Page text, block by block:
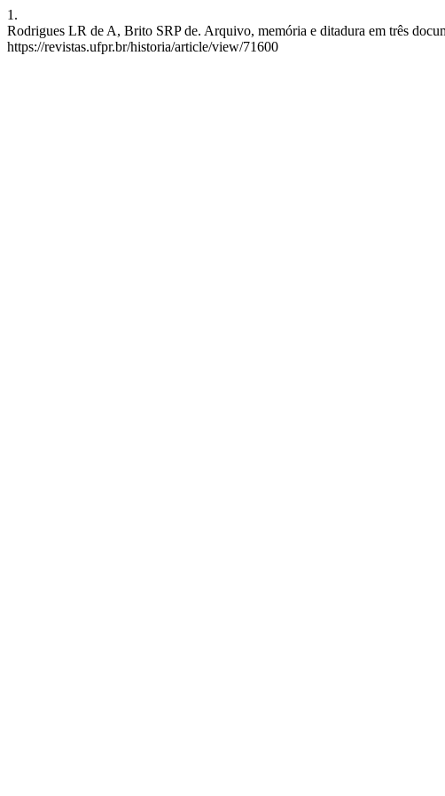
1.
Rodrigues LR de A, Brito SRP de. Arquivo, memória e ditadura em três
https://revistas.ufpr.br/historia/article/view/71600